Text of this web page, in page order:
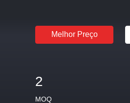
Melhor Preço
2
MOQ